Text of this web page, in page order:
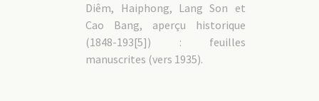
Diêm, Haiphong, Lang Son et
Cao Bang, aperçu historique
(1848-193[5]) : feuilles
manuscrites (vers 1935).